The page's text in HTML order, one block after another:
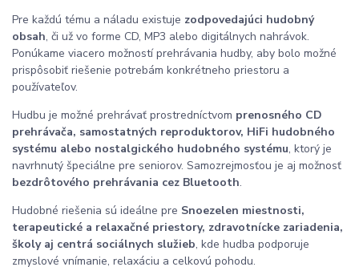
Pre každú tému a náladu existuje zodpovedajúci hudobný
obsah, či už vo forme CD, MP3 alebo digitálnych nahrávok.
Ponúkame viacero možností prehrávania hudby, aby bolo možné
prispôsobiť riešenie potrebám konkrétneho priestoru a
používateľov.
Hudbu je možné prehrávať prostredníctvom prenosného CD
prehrávača, samostatných reproduktorov, HiFi hudobného
systému alebo nostalgického hudobného systému, ktorý je
navrhnutý špeciálne pre seniorov. Samozrejmosťou je aj možnosť
bezdrôtového prehrávania cez Bluetooth.
Hudobné riešenia sú ideálne pre Snoezelen miestnosti,
terapeutické a relaxačné priestory, zdravotnícke zariadenia,
školy aj centrá sociálnych služieb, kde hudba podporuje
zmyslové vnímanie, relaxáciu a celkovú pohodu.